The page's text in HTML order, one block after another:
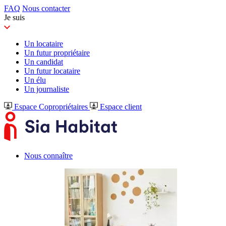
FAQ Nous contacter
Je suis
Un locataire
Un futur propriétaire
Un candidat
Un futur locataire
Un élu
Un journaliste
Espace Copropriétaires Espace client
Nous connaître